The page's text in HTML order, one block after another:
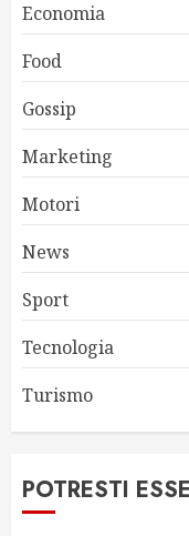
Economia
Food
Gossip
Marketing
Motori
News
Sport
Tecnologia
Turismo
POTRESTI